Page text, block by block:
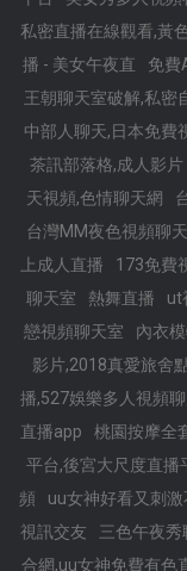
私密直播在線觀看,黃
播 - 美女午夜直
免費
王朝聊天室破解,私密
中部人聊天,日本免費
茶訊部落格,成人影片
天視頻,色情聊天網
台灣MM夜色視頻聊
上成人直播
173免費
聊天室
熱舞直播 ut
戀視頻聊天室
內衣
影片,2018真愛旅舍
播,527娛樂多人視頻
直播app
桃園按摩全
平台,後宮大尺度直播
頻
uu女神好看又刺
視訊交友
三色午夜
合網,uu女神免費有色